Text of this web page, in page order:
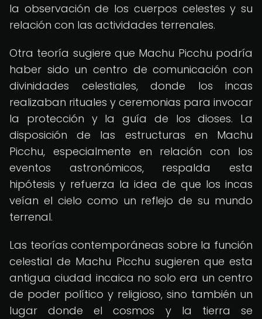
la observación de los cuerpos celestes y su
relación con las actividades terrenales.
Otra teoría sugiere que Machu Picchu podría
haber sido un centro de comunicación con
divinidades celestiales, donde los incas
realizaban rituales y ceremonias para invocar
la protección y la guía de los dioses. La
disposición de las estructuras en Machu
Picchu, especialmente en relación con los
eventos astronómicos, respalda esta
hipótesis y refuerza la idea de que los incas
veían el cielo como un reflejo de su mundo
terrenal.
Las teorías contemporáneas sobre la función
celestial de Machu Picchu sugieren que esta
antigua ciudad incaica no solo era un centro
de poder político y religioso, sino también un
lugar donde el cosmos y la tierra se